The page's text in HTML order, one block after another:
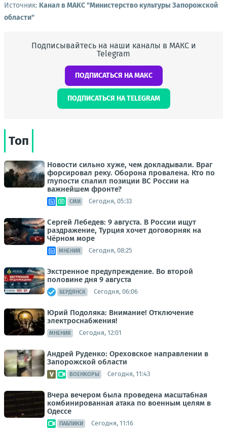
Источник: Канал в МАКС "Министерство культуры Запорожской
области"
Подписывайтесь на наши каналы в МАКС и
Telegram
ПОДПИСАТЬСЯ НА МАКС
ПОДПИСАТЬСЯ НА TELEGRAM
Топ
Новости сильно хуже, чем докладывали. Враг
форсировал реку. Оборона провалена. Кто по
глупости спалил позиции ВС России на
важнейшем фронте?
СМИ Сегодня, 05:33
Сергей Лебедев: 9 августа. В России ищут
раздражение, Турция хочет договорняк на
Чёрном море
МНЕНИЯ Сегодня, 08:25
Экстренное предупреждение. Во второй
половине дня 9 августа
БЕРДЯНСК Сегодня, 06:06
Юрий Подоляка: Внимание! Отключение
электроснабжения!
МНЕНИЯ Сегодня, 12:01
Андрей Руденко: Ореховское направлении в
Запорожской области
ВОЕНКОРЫ Сегодня, 11:43
Вчера вечером была проведена масштабная
комбинированная атака по военным целям в
Одессе
ПАБЛИКИ Сегодня, 11:16